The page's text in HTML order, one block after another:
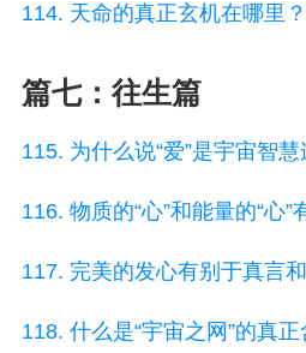
114. 天命的真正玄机在哪里？
篇七：往生篇
115. 为什么说“爱”是宇宙智
116. 物质的“心”和能量的“心”
117. 完美的发心有别于真言
118. 什么是“宇宙之网”的真正